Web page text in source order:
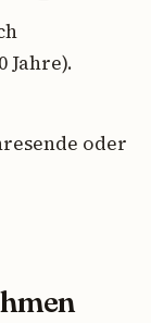
Jahre).
oder